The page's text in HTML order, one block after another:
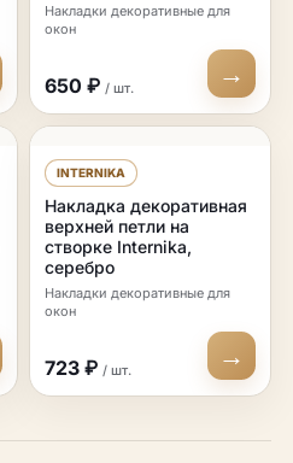
Накладки декоративные для
окон
650 ₽ / шт. →
INTERNIKA
Накладка декоративная
верхней петли на
створке Internika,
серебро
Накладки декоративные для
окон
723 ₽ / шт. →